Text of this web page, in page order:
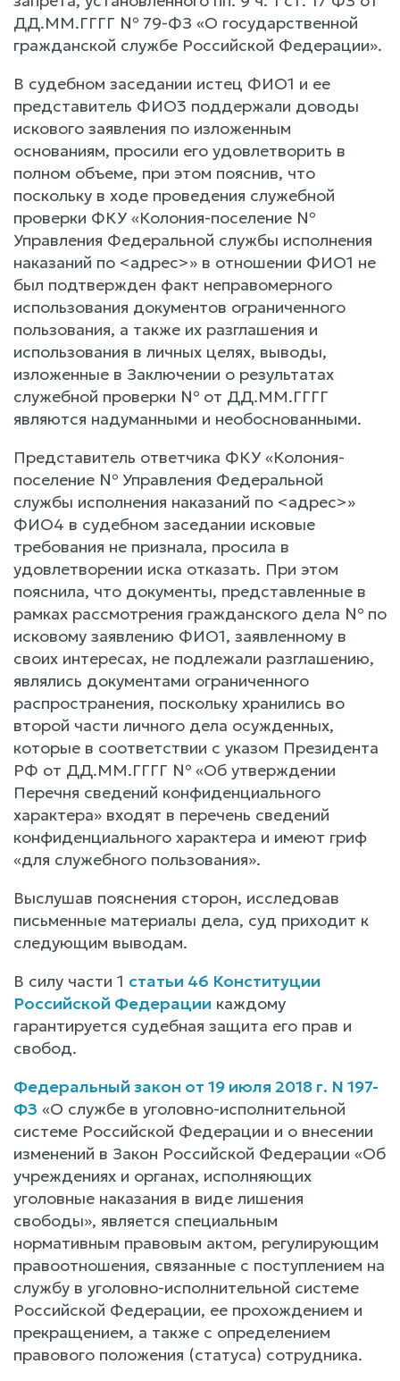
ДД.ММ.ГГГГ № 79-ФЗ «О государственной
гражданской службе Российской Федерации».
В судебном заседании истец ФИО1 и ее
представитель ФИО3 поддержали доводы
искового заявления по изложенным
основаниям, просили его удовлетворить в
полном объеме, при этом пояснив, что
поскольку в ходе проведения служебной
проверки ФКУ «Колония-поселение №
Управления Федеральной службы исполнения
наказаний по <адрес>» в отношении ФИО1 не
был подтвержден факт неправомерного
использования документов ограниченного
пользования, а также их разглашения и
использования в личных целях, выводы,
изложенные в Заключении о результатах
служебной проверки № от ДД.ММ.ГГГГ
являются надуманными и необоснованными.
Представитель ответчика ФКУ «Колония-
поселение № Управления Федеральной
службы исполнения наказаний по <адрес>»
ФИО4 в судебном заседании исковые
требования не признала, просила в
удовлетворении иска отказать. При этом
пояснила, что документы, представленные в
рамках рассмотрения гражданского дела № по
исковому заявлению ФИО1, заявленному в
своих интересах, не подлежали разглашению,
являлись документами ограниченного
распространения, поскольку хранились во
второй части личного дела осужденных,
которые в соответствии с указом Президента
РФ от ДД.ММ.ГГГГ № «Об утверждении
Перечня сведений конфиденциального
характера» входят в перечень сведений
конфиденциального характера и имеют гриф
«для служебного пользования».
Выслушав пояснения сторон, исследовав
письменные материалы дела, суд приходит к
следующим выводам.
В силу части 1 статьи 46 Конституции
Российской Федерации каждому
гарантируется судебная защита его прав и
свобод.
Федеральный закон от 19 июля 2018 г. N 197-
ФЗ «О службе в уголовно-исполнительной
системе Российской Федерации и о внесении
изменений в Закон Российской Федерации «Об
учреждениях и органах, исполняющих
уголовные наказания в виде лишения
свободы», является специальным
нормативным правовым актом, регулирующим
правоотношения, связанные с поступлением на
службу в уголовно-исполнительной системе
Российской Федерации, ее прохождением и
прекращением, а также с определением
правового положения (статуса) сотрудника.